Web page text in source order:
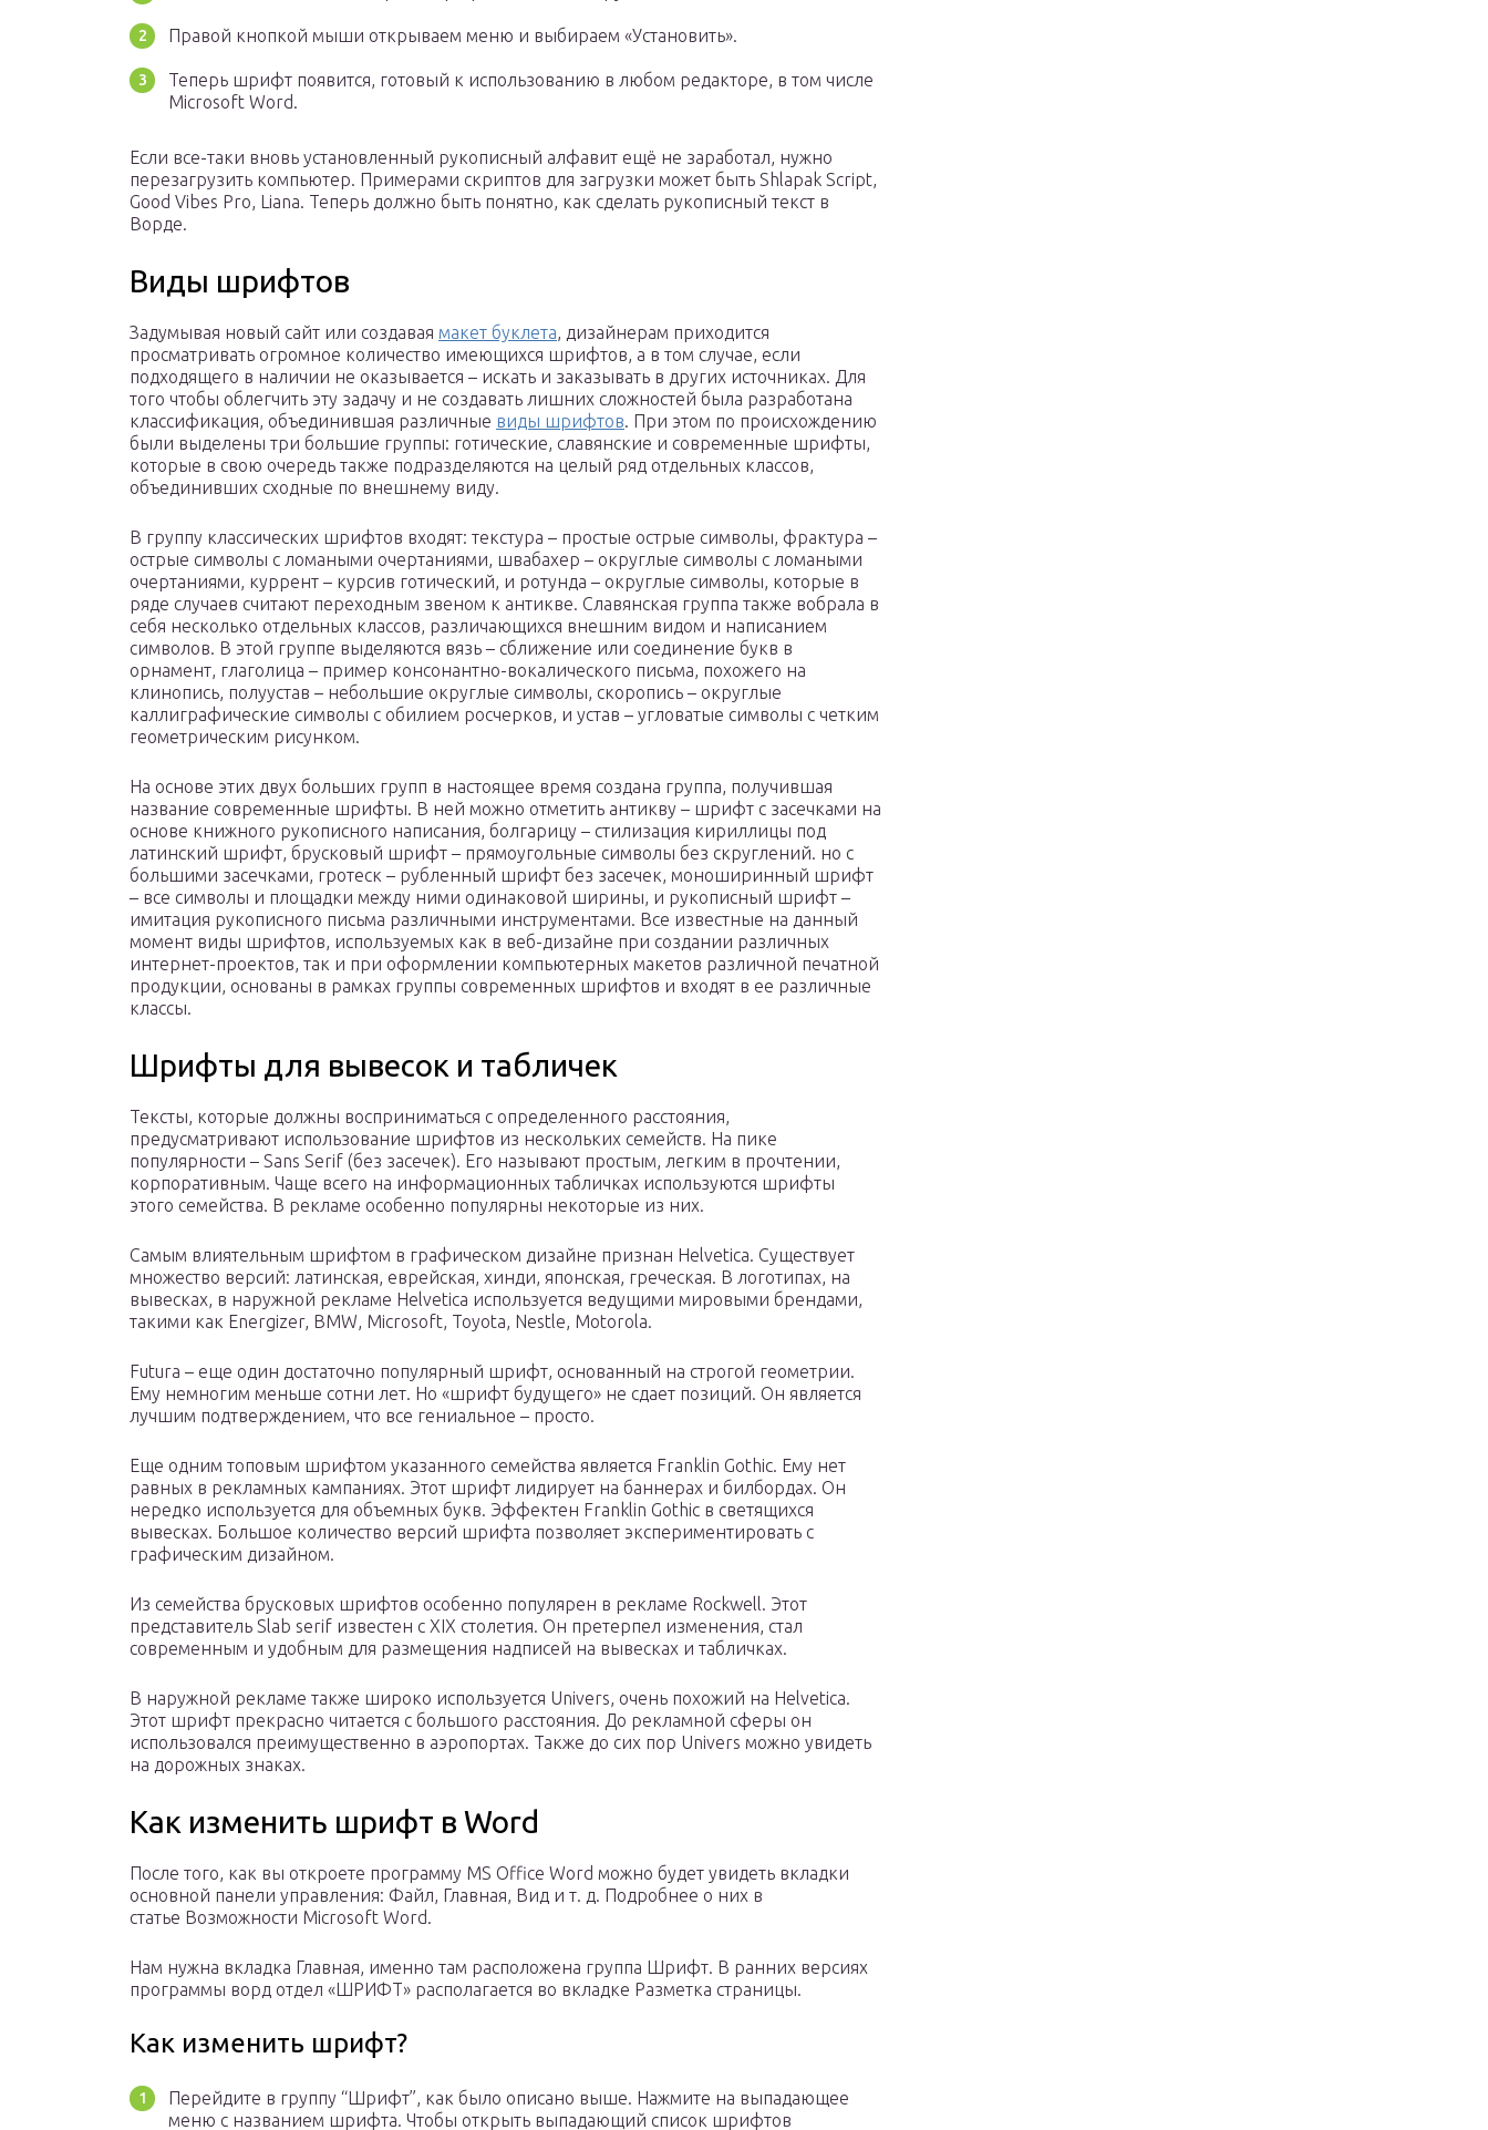
Правой кнопкой мыши открываем меню и выбираем «Установить».
Теперь шрифт появится, готовый к использованию в любом редакторе, в том числе
Microsoft Word.
Если все-таки вновь установленный рукописный алфавит ещё не заработал, нужно
перезагрузить компьютер. Примерами скриптов для загрузки может быть Shlapak Script,
Good Vibes Pro, Liana. Теперь должно быть понятно, как сделать рукописный текст в
Ворде.
Виды шрифтов
Задумывая новый сайт или создавая макет буклета, дизайнерам приходится
просматривать огромное количество имеющихся шрифтов, а в том случае, если
подходящего в наличии не оказывается – искать и заказывать в других источниках. Для
того чтобы облегчить эту задачу и не создавать лишних сложностей была разработана
классификация, объединившая различные виды шрифтов. При этом по происхождению
были выделены три большие группы: готические, славянские и современные шрифты,
которые в свою очередь также подразделяются на целый ряд отдельных классов,
объединивших сходные по внешнему виду.
В группу классических шрифтов входят: текстура – простые острые символы, фрактура –
острые символы с ломаными очертаниями, швабахер – округлые символы с ломаными
очертаниями, куррент – курсив готический, и ротунда – округлые символы, которые в
ряде случаев считают переходным звеном к антикве. Славянская группа также вобрала в
себя несколько отдельных классов, различающихся внешним видом и написанием
символов. В этой группе выделяются вязь – сближение или соединение букв в
орнамент, глаголица – пример консонантно-вокалического письма, похожего на
клинопись, полуустав – небольшие округлые символы, скоропись – округлые
каллиграфические символы с обилием росчерков, и устав – угловатые символы с четким
геометрическим рисунком.
На основе этих двух больших групп в настоящее время создана группа, получившая
название современные шрифты. В ней можно отметить антикву – шрифт с засечками на
основе книжного рукописного написания, болгарицу – стилизация кириллицы под
латинский шрифт, брусковый шрифт – прямоугольные символы без скруглений. но с
большими засечками, гротеск – рубленный шрифт без засечек, моноширинный шрифт
– все символы и площадки между ними одинаковой ширины, и рукописный шрифт –
имитация рукописного письма различными инструментами. Все известные на данный
момент виды шрифтов, используемых как в веб-дизайне при создании различных
интернет-проектов, так и при оформлении компьютерных макетов различной печатной
продукции, основаны в рамках группы современных шрифтов и входят в ее различные
классы.
Шрифты для вывесок и табличек
Тексты, которые должны восприниматься с определенного расстояния,
предусматривают использование шрифтов из нескольких семейств. На пике
популярности – Sans Serif (без засечек). Его называют простым, легким в прочтении,
корпоративным. Чаще всего на информационных табличках используются шрифты
этого семейства. В рекламе особенно популярны некоторые из них.
Самым влиятельным шрифтом в графическом дизайне признан Helvetica. Существует
множество версий: латинская, еврейская, хинди, японская, греческая. В логотипах, на
вывесках, в наружной рекламе Helvetica используется ведущими мировыми брендами,
такими как Energizer, BMW, Microsoft, Toyota, Nestle, Motorola.
Futura – еще один достаточно популярный шрифт, основанный на строгой геометрии.
Ему немногим меньше сотни лет. Но «шрифт будущего» не сдает позиций. Он является
лучшим подтверждением, что все гениальное – просто.
Еще одним топовым шрифтом указанного семейства является Franklin Gothic. Ему нет
равных в рекламных кампаниях. Этот шрифт лидирует на баннерах и билбордах. Он
нередко используется для объемных букв. Эффектен Franklin Gothic в светящихся
вывесках. Большое количество версий шрифта позволяет экспериментировать с
графическим дизайном.
Из семейства брусковых шрифтов особенно популярен в рекламе Rockwell. Этот
представитель Slab serif известен с XIX столетия. Он претерпел изменения, стал
современным и удобным для размещения надписей на вывесках и табличках.
В наружной рекламе также широко используется Univers, очень похожий на Helvetica.
Этот шрифт прекрасно читается с большого расстояния. До рекламной сферы он
использовался преимущественно в аэропортах. Также до сих пор Univers можно увидеть
на дорожных знаках.
Как изменить шрифт в Word
После того, как вы откроете программу MS Office Word можно будет увидеть вкладки
основной панели управления: Файл, Главная, Вид и т. д. Подробнее о них в
статье Возможности Microsoft Word.
Нам нужна вкладка Главная, именно там расположена группа Шрифт. В ранних версиях
программы ворд отдел «ШРИФТ» располагается во вкладке Разметка страницы.
Как изменить шрифт?
Перейдите в группу “Шрифт”, как было описано выше. Нажмите на выпадающее
меню с названием шрифта. Чтобы открыть выпадающий список шрифтов